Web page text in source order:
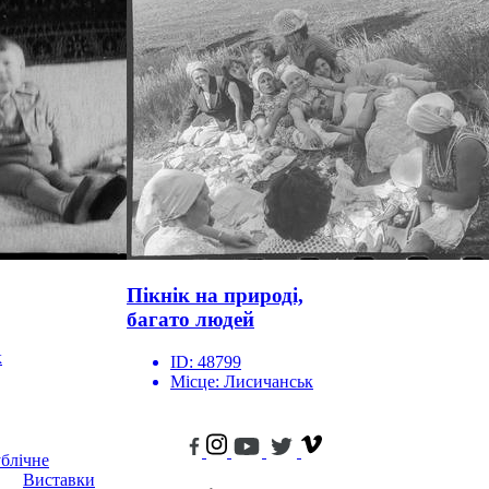
Пікнік на природі,
багато людей
ID: 48799
Місце: Лисичанськ
Виставки